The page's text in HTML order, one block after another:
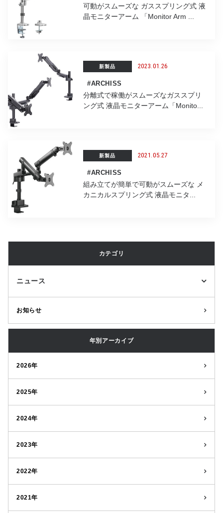
可動がスムーズな ガススプリング式 液
晶モニターアーム 「Monitor Arm ...
新製品 2023.01.26
#ARCHISS
分離式で稼働がスムーズなガススプリ
ング式 液晶モニターアーム「Monito...
新製品 2021.05.27
#ARCHISS
組み立てが簡単で可動がスムーズな メ
カニカルスプリング式 液晶モニタ...
カテゴリ
ニュース
お知らせ
年別アーカイブ
2026年
2025年
2024年
2023年
2022年
2021年